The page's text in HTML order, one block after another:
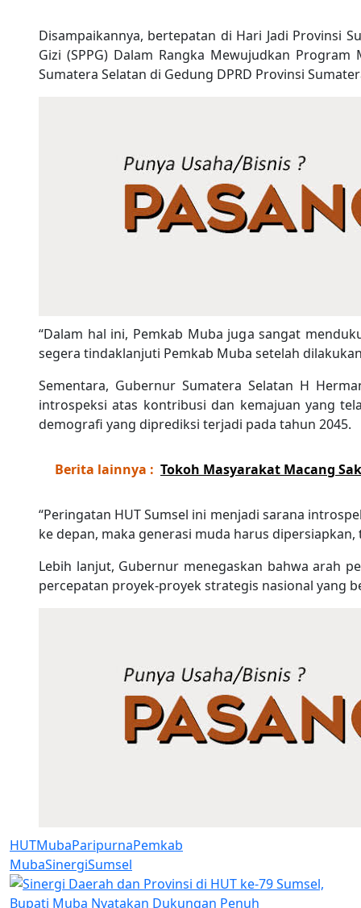
Disampaikannya, bertepatan di Hari Jadi Provinsi
Gizi (SPPG) Dalam Rangka Mewujudkan
Sumatera Selatan di Gedung DPRD Provinsi
“Dalam hal ini, Pemkab Muba juga sangat
segera tindaklanjuti Pemkab Muba setelah
Sementara, Gubernur Sumatera Selatan H
introspeksi atas kontribusi dan kemajuan yang
demografi yang diprediksi terjadi pada tahun 2045.
Berita lainnya : Tokoh Masyarakat Macang
“Peringatan HUT Sumsel ini menjadi sarana
ke depan, maka generasi muda harus
Lebih lanjut, Gubernur menegaskan bahwa arah
percepatan proyek-proyek strategis nasional yang
HUTMubaParipurnaPemkab
MubaSinergiSumsel